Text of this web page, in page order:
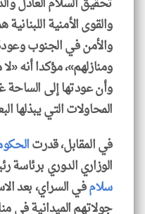
والقوى الأمنية
والأمن في الجنوب
ومنازلهم»، مؤكدا أنه
وأن عودتها إلى
المحاولات التي يبذلها
في المقابل، قدرت
الوزاري الدوري برئاسة
سلامفي السراي، بعد
جولاتهم الميدانية